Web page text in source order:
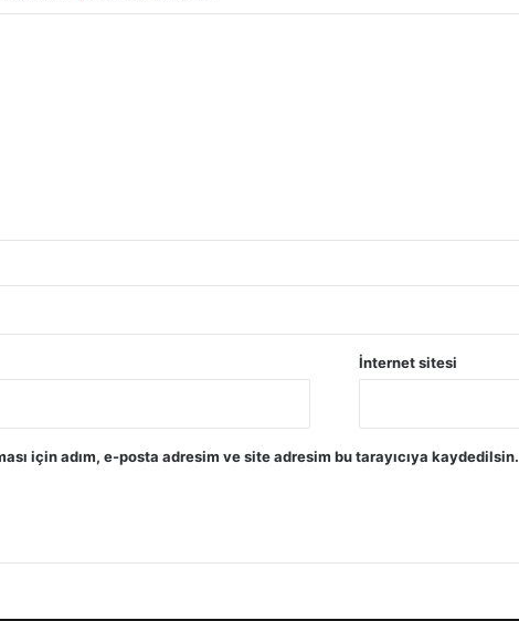
İnternet sitesi
için adım, e-posta adresim ve site adresim bu tarayıcıya kaydedilsin.